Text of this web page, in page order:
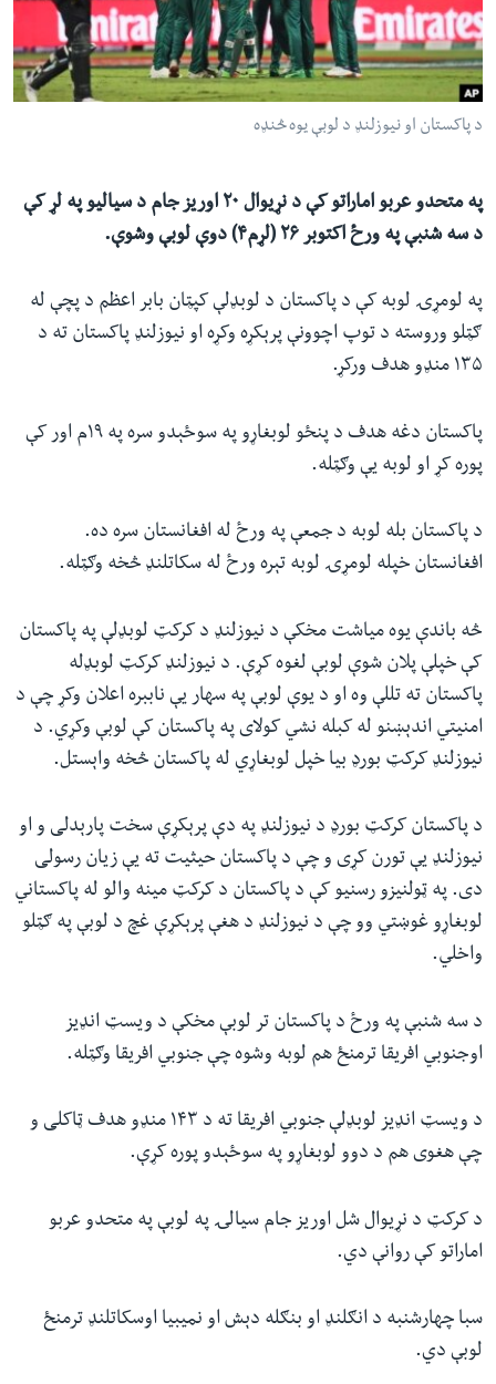
شئ
لټون
ځای
له مونږ سره په تماس کې پاتې شئ
د پاکستان او نیوزلنډ د لوبې یوه څنډه
په متحدو عربو اماراتو کې د نړیوال ۲۰ اوریز جام د سیالیو په لړ کې
د سه شنبې په ورځ اکتوبر ۲۶ (لړم۴) دوې لوبې وشوې.
په لومړۍ لوبه کې د پاکستان د لوبډلې کپټان بابر اعظم د پچې له
ګټلو وروسته د توپ اچوونې پرېکړه وکړه او نیوزلنډ پاکستان ته د
۱۳۵ منډو هدف ورکړ.
پاکستان دغه هدف د پنځو لوبغاړو په سوځېدو سره په ۱۹م اور کې
پوره کړ او لوبه یې وګټله.
د پاکستان بله لوبه د جمعې په ورځ له افغانستان سره ده.
افغانستان خپله لومړۍ لوبه تېره ورځ له سکاتلنډ څخه وګټله.
څه باندې یوه میاشت مخکې د نیوزلنډ د کرکټ لوبډلې په پاکستان
کې خپلې پلان شوې لوبې لغوه کړې. د نیوزلنډ کرکټ لوبډله
پاکستان ته تللې وه او د یوې لوبې په سهار یې ناببره اعلان وکړ چې د
امنیتي اندېښنو له کبله نشي کولای په پاکستان کې لوبې وکړي. د
نیوزلنډ کرکټ بورډ بیا خپل لوبغاړي له پاکستان څخه واېستل.
د پاکستان کرکټ بورډ د نیوزلنډ په دې پرېکړې سخت پارېدلی و او
نیوزلنډ یې تورن کړی و چې د پاکستان حیثیت ته یې زیان رسولی
دی. په ټولنیزو رسنیو کې د پاکستان د کرکټ مینه والو له پاکستاني
لوبغاړو غوښتي وو چې د نیوزلنډ د هغې پرېکړې غچ د لوبې په ګټلو
واخلي.
د سه شنبې په ورځ د پاکستان تر لوبې مخکې د ویسټ انډیز
اوجنوبي افریقا ترمنځ هم لوبه وشوه چې جنوبي افریقا وګټله.
د ویسټ انډیز لوبډلې جنوبي افریقا ته د ۱۴۳ منډو هدف ټاکلی و
چې هغوی هم د دوو لوبغاړو په سوځېدو پوره کړې.
د کرکټ د نړیوال شل اوریز جام سیالۍ په لوبې په متحدو عربو
اماراتو کې روانې دي.
سبا چهارشنبه د انګلنډ او بنګله دېش او نمیبیا اوسکاتلنډ ترمنځ
لوبې دي.